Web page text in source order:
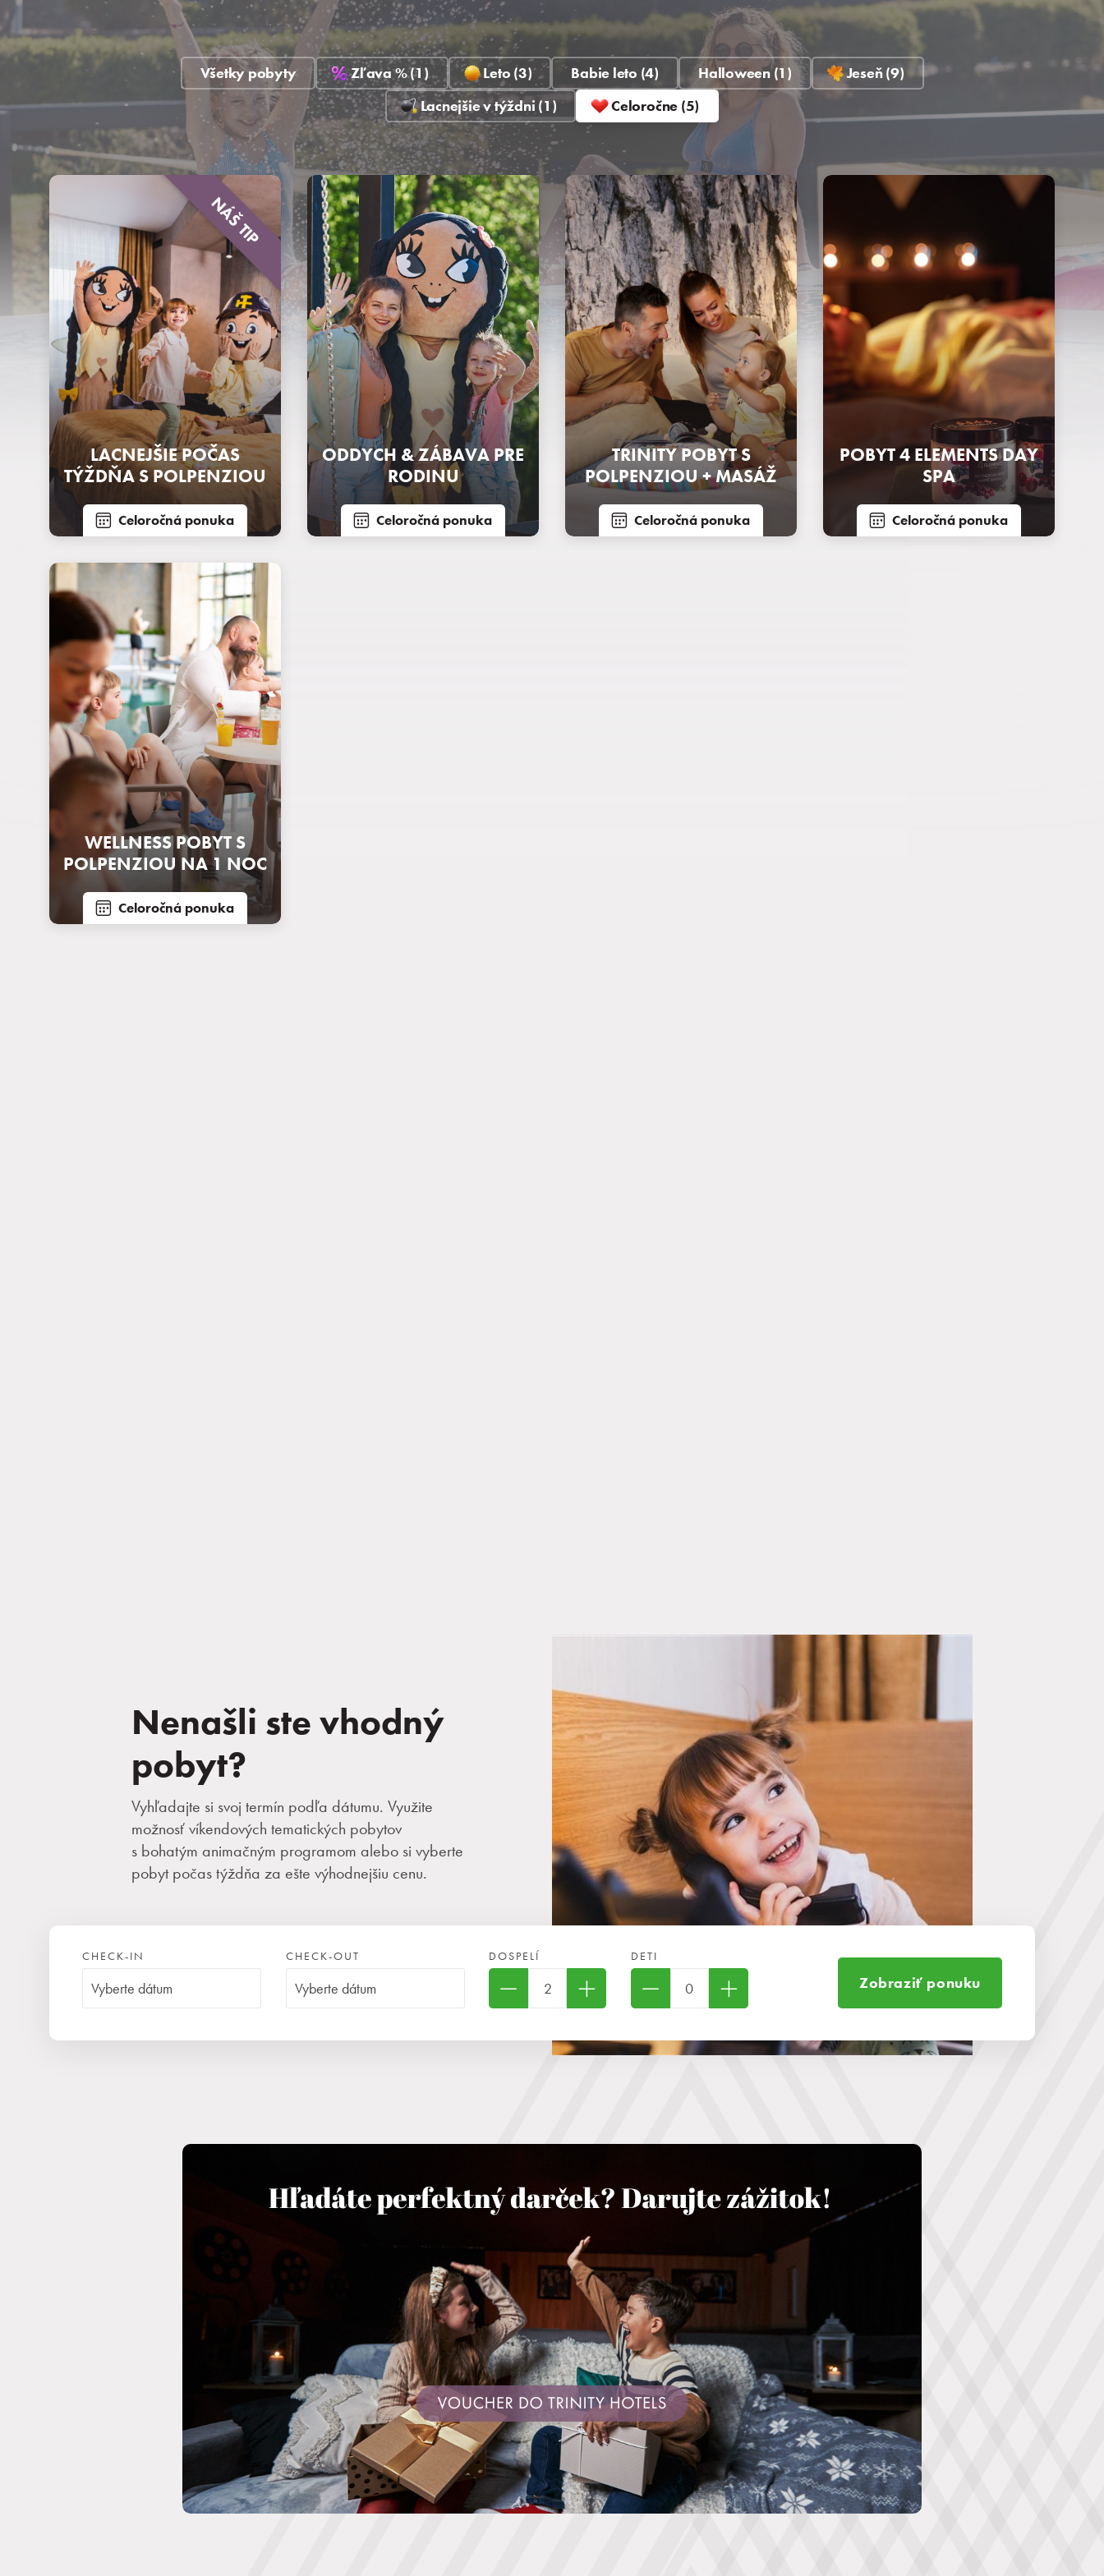
Rezervácia
Prihlásiť sa
Všetky pobyty Zľava % (1) Leto (3) Babie leto (4) Halloween (1)
Jeseň (9)
Lacnejšie v týždni (1)
Celoročne (5)
NÁŠ TIP
LACNEJŠIE POČAS
TÝŽDŇA S POLPENZIOU
Celoročná ponuka
ODDYCH & ZÁBAVA PRE
RODINU
Celoročná ponuka
TRINITY POBYT S
POLPENZIOU + MASÁŽ
Celoročná ponuka
POBYT 4 ELEMENTS DAY
SPA
Celoročná ponuka
WELLNESS POBYT S
POLPENZIOU NA 1 NOC
Celoročná ponuka
Nenašli ste vhodný
pobyt?
Vyhľadajte si svoj termín podľa dátumu. Využite
možnosť víkendových tematických pobytov
s bohatým animačným programom alebo si vyberte
pobyt počas týždňa za ešte výhodnejšiu cenu.
CHECK-IN CHECK-OUT DOSPELÍ DETI